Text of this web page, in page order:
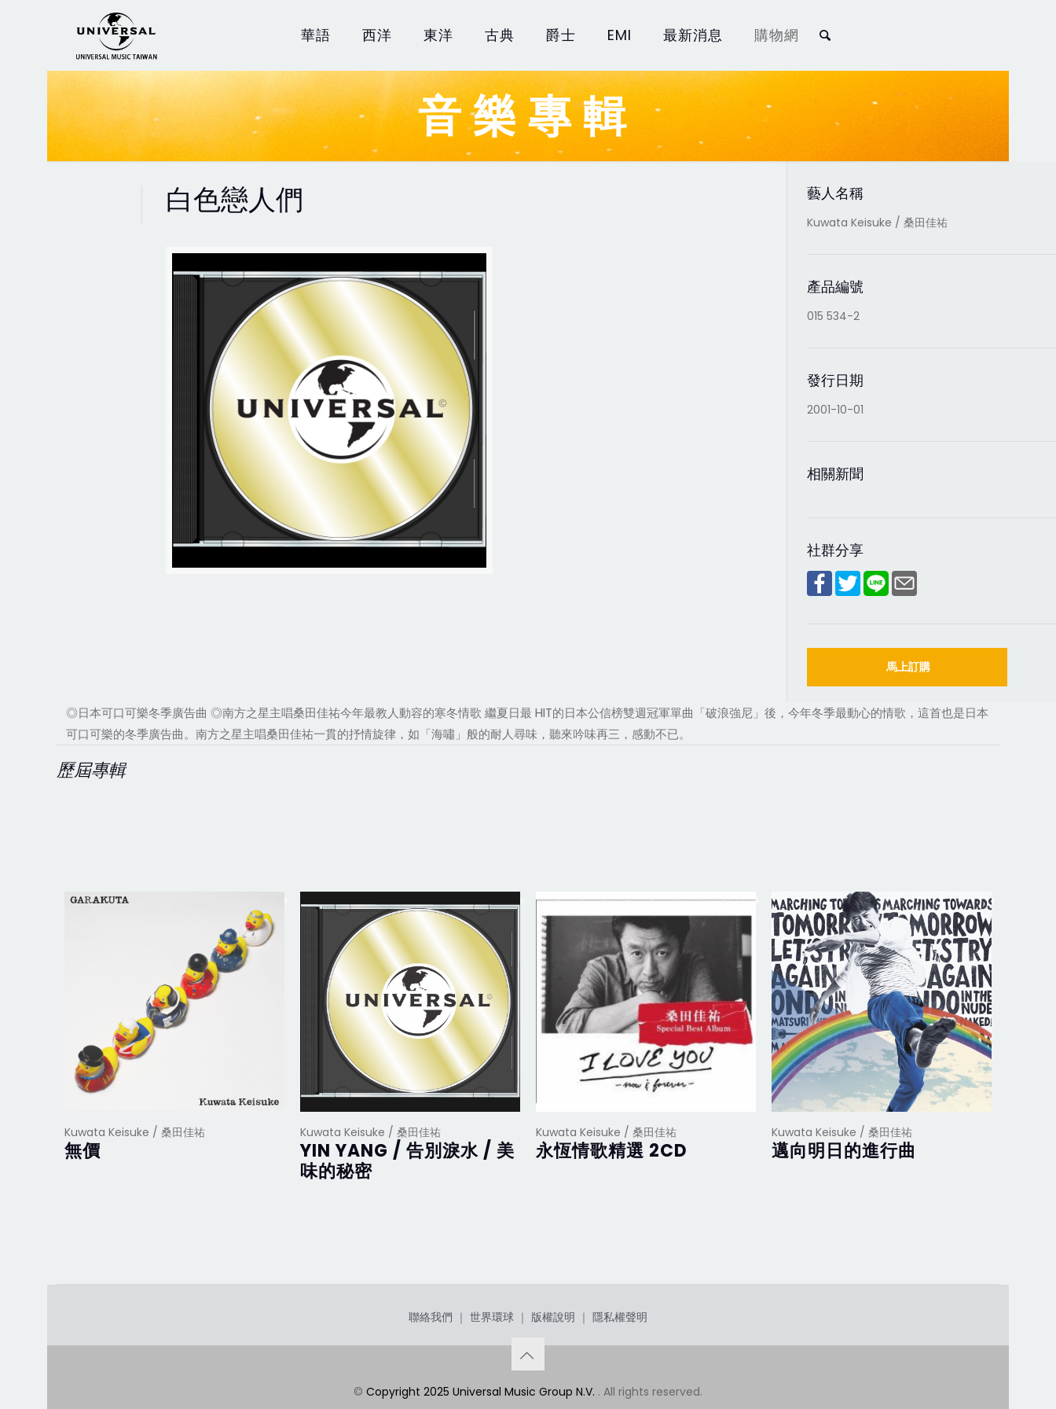
華語 西洋 東洋 古典 爵士 EMI 最新消息 購物網
音樂專輯
白色戀人們 藝人名稱
Kuwata Keisuke / 桑田佳祐
產品編號
015 534-2
發行日期
2001-10-01
相關新聞
社群分享
馬上訂購
◎日本可口可樂冬季廣告曲 ◎南方之星主唱桑田佳祐今年最教人動容的寒冬情歌 繼夏日最 HIT的日本公信榜雙週冠軍單曲「破浪強尼」後，今年冬季最動心的情歌，這首也是日本
可口可樂的冬季廣告曲。南方之星主唱桑田佳祐一貫的抒情旋律，如「海嘯」般的耐人尋味，聽來吟味再三，感動不已。
歷屆專輯
Kuwata Keisuke / 桑田佳祐
無價
Kuwata Keisuke / 桑田佳祐
YIN YANG / 告別淚水 / 美
味的秘密
Kuwata Keisuke / 桑田佳祐
永恆情歌精選 2CD
Kuwata Keisuke / 桑田佳祐
邁向明日的進行曲
聯絡我們 ｜ 世界環球｜ 版權說明 ｜ 隱私權聲明
© Copyright 2025 Universal Music Group N.V. . All rights reserved.